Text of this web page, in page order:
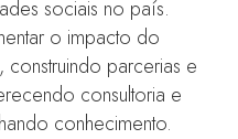
sociais no país.
o impacto do
construindo parcerias e
consultoria e
conhecimento.